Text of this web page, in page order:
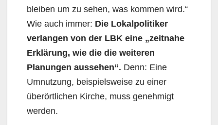
bleiben um zu sehen, was kommen wird.“
Wie auch immer: Die Lokalpolitiker
verlangen von der LBK eine „zeitnahe
Erklärung, wie die die weiteren
Planungen aussehen“. Denn: Eine
Umnutzung, beispielsweise zu einer
überörtlichen Kirche, muss genehmigt
werden.